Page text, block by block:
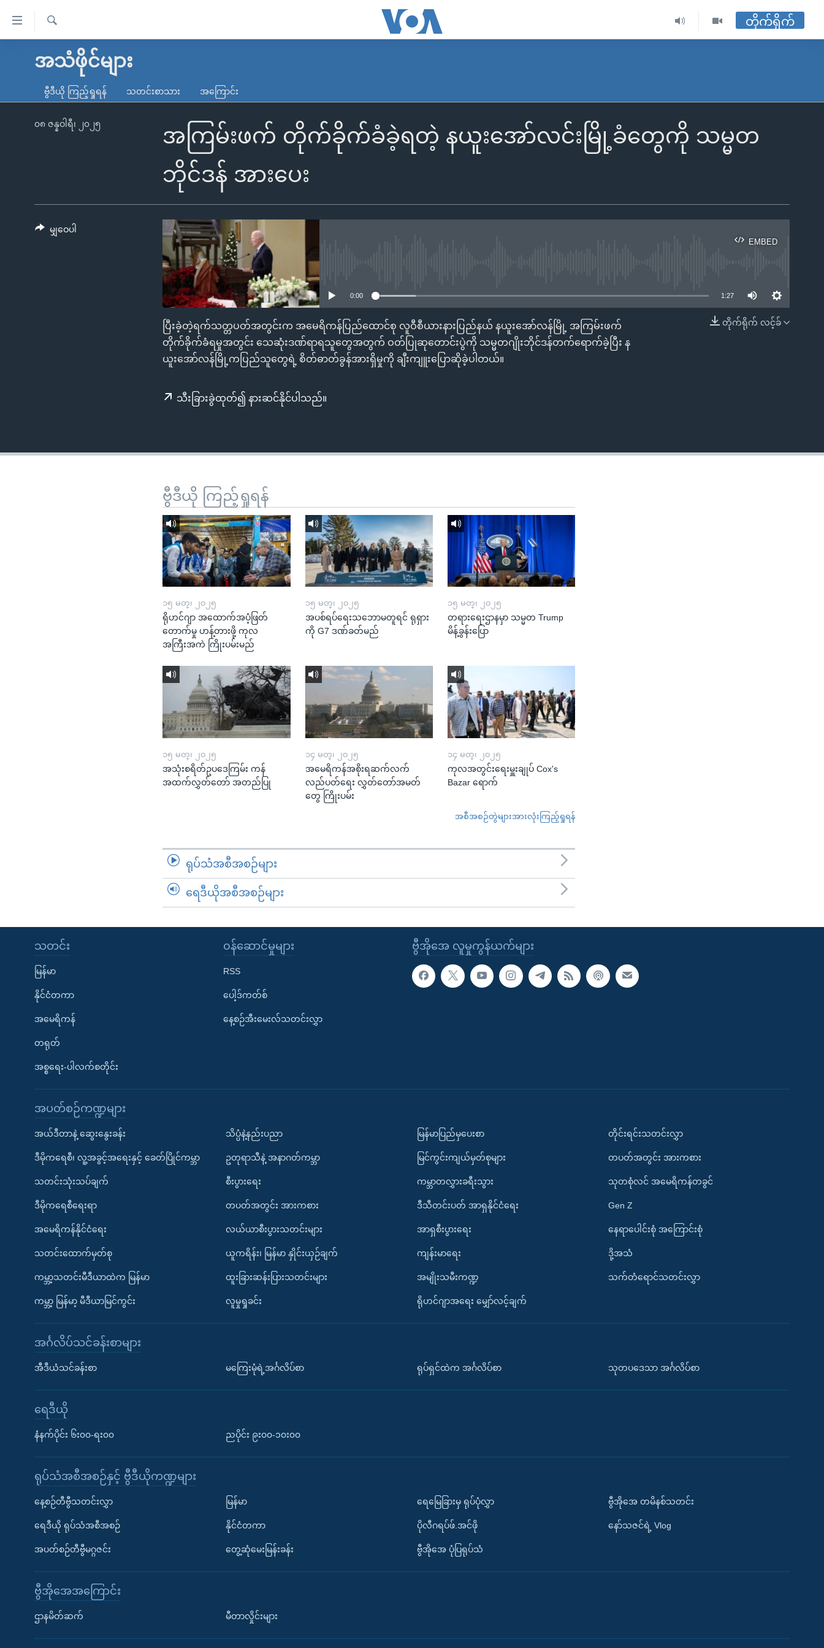
လွယ်ကူ
သည့်
မူလစာမျက်နှာ
ကမ္ဘာ့သတင်းများ
နိုင်ငံတကာ
မကြေးမုံရဲ့ အင်္ဂလိပ်စာ
ရေဒီယို
ရေဒီယိုနှင့်ရုပ်သံ အချက်အလက်များ
ရ
တိုက်ရိုက်
အသံဖိုင်များ
ဗွီဒီယို ကြည့်ရှုရန် သတင်းစာသား အကြောင်း
အကြမ်းဖက် တိုက်ခိုက်ခံခဲ့ရတဲ့ နယူးအော်လင်းမြို့ခံတွေကို သမ္မတ
ဘိုင်ဒန် အားပေး
၀၈ ဇန္နဝါရီ၊ ၂၀၂၅
EMBED
EMBED
0:00 1:27
တိုက်ရိုက် လင့်ခ်
ပြီးခဲ့တဲ့ရက်သတ္တပတ်အတွင်းက အမေရိကန်ပြည်ထောင်စု လူဝီစီယားနားပြည်နယ် နယူးအော်လန်မြို့ အကြမ်းဖက်
တိုက်ခိုက်ခံရမှုအတွင်း သေဆုံးဒဏ်ရာရသူတွေအတွက် ဝတ်ပြုဆုတောင်းပွဲကို သမ္မတဂျိုးဘိုင်ဒန်တက်ရောက်ခဲ့ပြီး န
ယူးအော်လန်မြို့ကပြည်သူတွေရဲ့ စိတ်ဓာတ်ခွန်အားရှိမှုကို ချီးကျူးပြောဆိုခဲ့ပါတယ်။
သီးခြားခွဲထုတ်၍ နားဆင်နိုင်ပါသည်။
မျှဝေပါ
ဗွီဒီယို ကြည့်ရှုရန်
၁၅ မတ္၊ ၂၀၂၅
ရိုဟင်ဂျာ အထောက်အပံ့ဖြတ်
တောက်မှု ဟန့်တားဖို့ ကုလ
အကြီးအကဲ ကြိုးပမ်းမည်
၁၅ မတ္၊ ၂၀၂၅
အပစ်ရပ်ရေးသဘောမတူရင် ရုရှား
ကို G7 ဒဏ်ခတ်မည်
၁၅ မတ္၊ ၂၀၂၅
တရားရေးဌာနမှာ သမ္မတ Trump
မိန့်ခွန်းပြော
၁၅ မတ္၊ ၂၀၂၅
အသုံးစရိတ်ဥပဒေကြမ်း ကန်
အထက်လွှတ်တော် အတည်ပြု
၁၄ မတ္၊ ၂၀၂၅
အမေရိကန်အစိုးရဆက်လက်
လည်ပတ်ရေး လွှတ်တော်အမတ်
တွေ ကြိုးပမ်း
၁၄ မတ္၊ ၂၀၂၅
ကုလအတွင်းရေးမှူးချုပ် Cox's
Bazar ရောက်
အစီအစဉ်တွဲများအားလုံးကြည့်ရှုရန်
ရုပ်သံအစီအစဉ်များ
ရေဒီယိုအစီအစဉ်များ
ဗွီအိုအေ လူမှုကွန်ယက်များ
သတင်း
မြန်မာ
နိုင်ငံတကာ
အမေရိကန်
တရုတ်
အစ္စရေး-ပါလက်စတိုင်း
၀န်ဆောင်မှုများ
RSS
ပေါ့ဒ်ကတ်စ်
နေ့စဉ်အီးမေးလ်သတင်းလွှာ
အပတ်စဉ်ကဏ္ဍများ
အယ်ဒီတာနဲ့ ဆွေးနွေးခန်း
ဒီမိုကရေစီ၊ လူ့အခွင့်အရေးနှင့် ခေတ်ပြိုင်ကမ္ဘာ
သတင်းသုံးသပ်ချက်
ဒီမိုကရေစီရေးရာ
အမေရိကန်နိုင်ငံရေး
သတင်းထောက်မှတ်စု
ကမ္ဘာ့သတင်းမီဒီယာထဲက မြန်မာ
ကမ္ဘာ့ မြန်မာ့ မီဒီယာမြင်ကွင်း
သိပ္ပံနဲ့နည်းပညာ
ဥတုရာသီနဲ့ အနာဂတ်ကမ္ဘာ
စီးပွားရေး
တပတ်အတွင်း အားကစား
လယ်ယာစီးပွားသတင်းများ
ယူကရိန်း၊ မြန်မာ နှိုင်းယှဉ်ချက်
ထူးခြားဆန်းပြားသတင်းများ
လူမှုရှုခင်း
မြန်မာပြည်မှပေးစာ
မြင်ကွင်းကျယ်မှတ်စုများ
ကမ္ဘာတလွှားခရီးသွား
ဒီသီတင်းပတ် အာရှနိုင်ငံရေး
အာရှစီးပွားရေး
ကျန်းမာရေး
အမျိုးသမီးကဏ္ဍ
ရိုဟင်ဂျာအရေး မျှော်လင့်ချက်
တိုင်းရင်းသတင်းလွှာ
တပတ်အတွင်း အားကစား
သုတစုံလင် အမေရိကန်တခွင်
Gen Z
နေရာပေါင်းစုံ အကြောင်းစုံ
ဒို့အသံ
သက်တံရောင်သတင်းလွှာ
အင်္ဂလိပ်သင်ခန်းစာများ
အီဒီယံသင်ခန်းစာ မကြေးမုံရဲ့အင်္ဂလိပ်စာ ရုပ်ရှင်ထဲက အင်္ဂလိပ်စာ သုတပဒေသာ အင်္ဂလိပ်စာ
ရေဒီယို
နံနက်ပိုင်း ၆း၀၀-ရး၀၀ ညပိုင်း ၉း၀၀-၁၀း၀၀
ရုပ်သံအစီအစဉ်နှင့် ဗွီဒီယိုကဏ္ဍများ
နေ့စဉ်တီဗွီသတင်းလွှာ
ရေဒီယို ရုပ်သံအစီအစဉ်
အပတ်စဉ်တီဗွီမဂ္ဂဇင်း
မြန်မာ
နိုင်ငံတကာ
တွေ့ဆုံမေးမြန်းခန်း
ရေမြေခြားမှ ရုပ်ပုံလွှာ
ပိုလီဂရပ်ဖ်.အင်ဖို
ဗွီအိုအေ ပုံပြရုပ်သံ
ဗွီအိုအေ တမိနစ်သတင်း
နော်သဇင်ရဲ့ Vlog
ဗွီအိုအေအကြောင်း
ဌာနမိတ်ဆက် မီတာလှိုင်းများ